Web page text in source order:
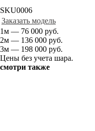
SKU0006
Заказать модель
1м — 76 000 руб.
2м — 136 000 руб.
3м — 198 000 руб.
Цены без учета шара.
смотри также